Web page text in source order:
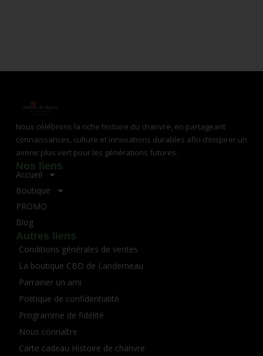
Nous célébrons la riche histoire du chanvre, en partageant
connaissances, culture et innovations durables afin d’inspirer un
avenir plus vert pour les générations futures.
Nos liens
Accueil
Boutique
PROMO
Blog
Autres liens
Conditions générales de ventes
La boutique CBD de Landerneau
Parrainer un ami
Politique de confidentialité
Programme de fidélité
Nous connaître
Carte cadeau Histoire de chanvre